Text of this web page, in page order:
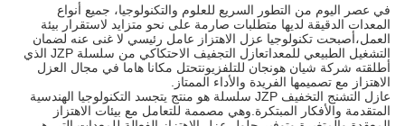
في عصر اليوم من التطور السريع للعلوم والتكنولوجيا، جميع أنواع
المعدات الدقيقة لديها متطلبات صارمة على نحو متزايد لاستقرار بيئة
العمل،أصبحت تكنولوجيا عزل الاهتزاز عامل رئيسي لا غنى عنه لضمان
التشغيل الطبيعي للمعداتعازل التجفيف الاحتكاكي من سلسلة JZP الذي
أطلقته شركة شيان هونجان للتلفزيونتحتل مكانا هاما في مجال العزل
الاهتزاز مع تصميمها الفريدة والأداء الممتاز.
عازل التشنج التخفيف JZP سلسلة هو منتج يتجسد التكنولوجيا الهندسية
المتقدمة والأفكار المبتكرة.وهي مصممة للتعامل مع بيئات الاهتزاز